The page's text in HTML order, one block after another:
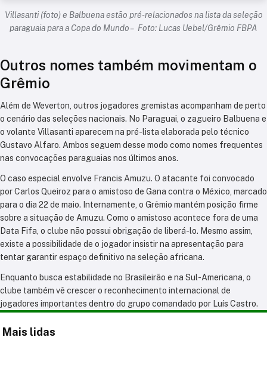
Villasanti (foto) e Balbuena estão pré-relacionados na lista da seleção
paraguaia para a Copa do Mundo – Foto: Lucas Uebel/Grêmio FBPA
Outros nomes também movimentam o
Grêmio
Além de Weverton, outros jogadores gremistas acompanham de perto
o cenário das seleções nacionais. No Paraguai, o zagueiro Balbuena e
o volante Villasanti aparecem na pré-lista elaborada pelo técnico
Gustavo Alfaro. Ambos seguem desse modo como nomes frequentes
nas convocações paraguaias nos últimos anos.
O caso especial envolve Francis Amuzu. O atacante foi convocado
por Carlos Queiroz para o amistoso de Gana contra o México, marcado
para o dia 22 de maio. Internamente, o Grêmio mantém posição firme
sobre a situação de Amuzu. Como o amistoso acontece fora de uma
Data Fifa, o clube não possui obrigação de liberá-lo. Mesmo assim,
existe a possibilidade de o jogador insistir na apresentação para
tentar garantir espaço definitivo na seleção africana.
Enquanto busca estabilidade no Brasileirão e na Sul-Americana, o
clube também vê crescer o reconhecimento internacional de
jogadores importantes dentro do grupo comandado por Luís Castro.
Mais lidas